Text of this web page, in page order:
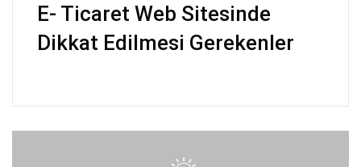
E- Ticaret Web Sitesinde
Dikkat Edilmesi Gerekenler